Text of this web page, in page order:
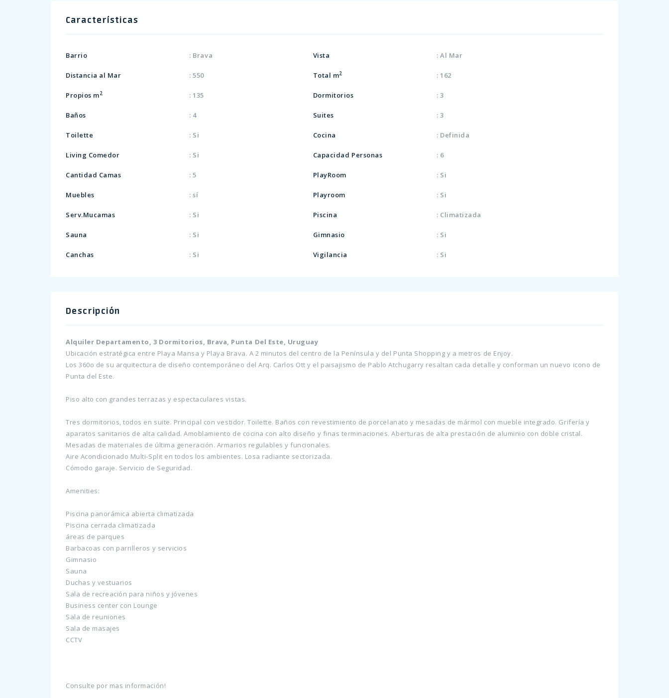
Características
Barrio : Brava Vista : Al Mar
Distancia al Mar : 550 Total m2 : 162
Propios m2 : 135 Dormitorios : 3
Baños : 4 Suites : 3
Toilette : Si Cocina : Definida
Living Comedor : Si Capacidad Personas : 6
Cantidad Camas : 5 PlayRoom : Si
Muebles : sí Playroom : Si
Serv.Mucamas : Si Piscina : Climatizada
Sauna : Si Gimnasio : Si
Canchas : Si Vigilancia : Si
Descripción
Alquiler Departamento, 3 Dormitorios, Brava, Punta Del Este, Uruguay
Ubicación estratégica entre Playa Mansa y Playa Brava. A 2 minutos del centro de la Península y del Punta Shopping y a metros de Enjoy.
Los 360o de su arquitectura de diseño contemporáneo del Arq. Carlos Ott y el paisajismo de Pablo Atchugarry resaltan cada detalle y conforman un nuevo icono de
Punta del Este.
Piso alto con grandes terrazas y espectaculares vistas.
Tres dormitorios, todos en suite. Principal con vestidor. Toilette. Baños con revestimiento de porcelanato y mesadas de mármol con mueble integrado. Grifería y
aparatos sanitarios de alta calidad. Amoblamiento de cocina con alto diseño y finas terminaciones. Aberturas de alta prestación de aluminio con doble cristal.
Mesadas de materiales de última generación. Armarios regulables y funcionales.
Aire Acondicionado Multi-Split en todos los ambientes. Losa radiante sectorizada.
Cómodo garaje. Servicio de Seguridad.
Amenities:
Piscina panorámica abierta climatizada
Piscina cerrada climatizada
áreas de parques
Barbacoas con parrilleros y servicios
Gimnasio
Sauna
Duchas y vestuarios
Sala de recreación para niños y jóvenes
Business center con Lounge
Sala de reuniones
Sala de masajes
CCTV
Consulte por mas información!